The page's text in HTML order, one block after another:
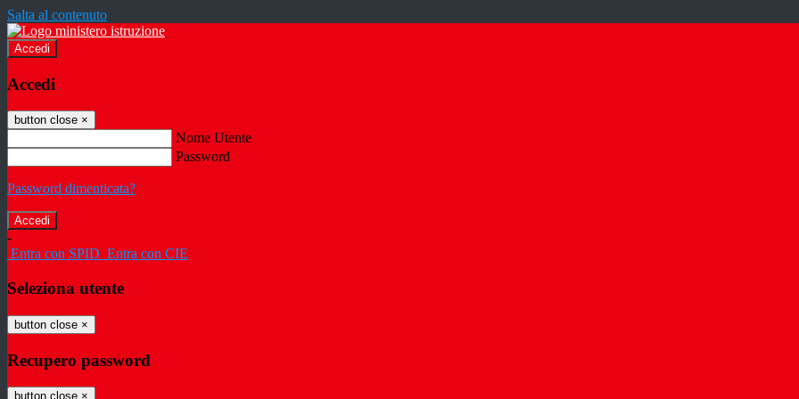
Salta al contenuto
Accedi
Accedi
button close ×
Nome Utente
Password
Password dimenticata?
-
Entra con SPID Entra con CIE
Seleziona utente
button close ×
Recupero password
button close ×